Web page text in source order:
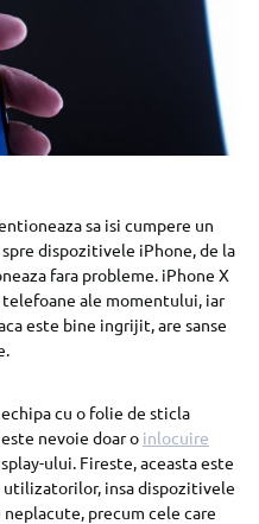
sa isi cumpere un
dispozitivele iPhone, de la
fara probleme. iPhone X
ale momentului, iar
este bine ingrijit, are sanse
cu o folie de sticla
nevoie doar o inlocuire
ului. Fireste, aceasta este
insa dispozitivele
precum cele care